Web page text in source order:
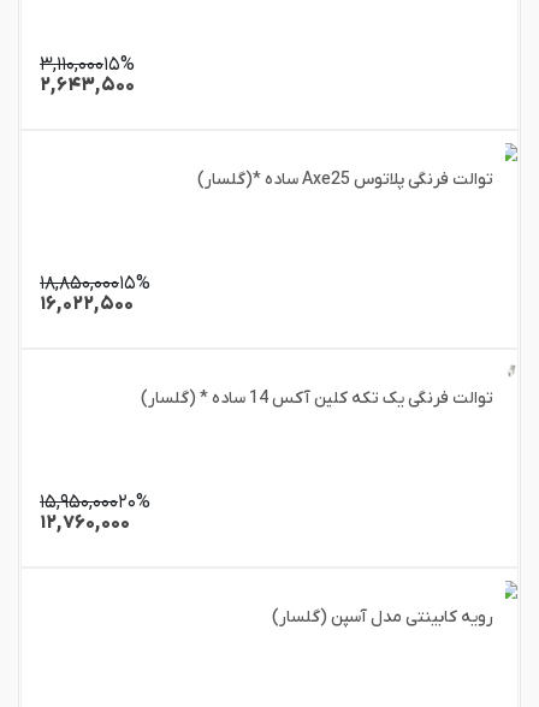
۳,۱۱۰,۰۰۰۱۵%
۲,۶۴۳,۵۰۰
توالت فرنگی پلاتوس Axe25 ساده *(گلسار)
۱۸,۸۵۰,۰۰۰۱۵%
۱۶,۰۲۲,۵۰۰
توالت فرنگی یک تکه کلین آکس 14 ساده * (گلسار)
۱۵,۹۵۰,۰۰۰۲۰%
۱۲,۷۶۰,۰۰۰
رویه کابینتی مدل آسپن (گلسار)